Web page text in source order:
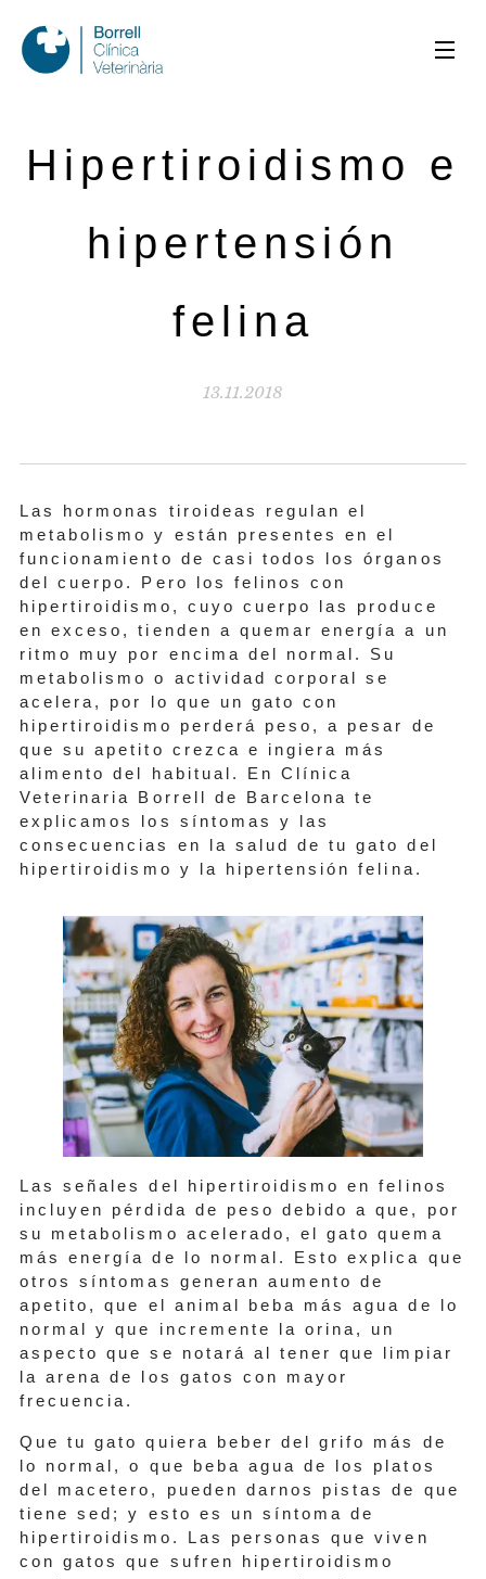
Hipertiroidismo e
hipertensión
felina
13.11.2018
Las hormonas tiroideas regulan el
metabolismo y están presentes en el
funcionamiento de casi todos los órganos
del cuerpo. Pero los felinos con
hipertiroidismo, cuyo cuerpo las produce
en exceso, tienden a quemar energía a un
ritmo muy por encima del normal. Su
metabolismo o actividad corporal se
acelera, por lo que un gato con
hipertiroidismo perderá peso, a pesar de
que su apetito crezca e ingiera más
alimento del habitual. En Clínica
Veterinaria Borrell de Barcelona te
explicamos los síntomas y las
consecuencias en la salud de tu gato del
hipertiroidismo y la hipertensión felina.
Las señales del hipertiroidismo en felinos
incluyen pérdida de peso debido a que, por
su metabolismo acelerado, el gato quema
más energía de lo normal. Esto explica que
otros síntomas generan aumento de
apetito, que el animal beba más agua de lo
normal y que incremente la orina, un
aspecto que se notará al tener que limpiar
la arena de los gatos con mayor
frecuencia.
Que tu gato quiera beber del grifo más de
lo normal, o que beba agua de los platos
del macetero, pueden darnos pistas de que
tiene sed; y esto es un síntoma de
hipertiroidismo. Las personas que viven
con gatos que sufren hipertiroidismo